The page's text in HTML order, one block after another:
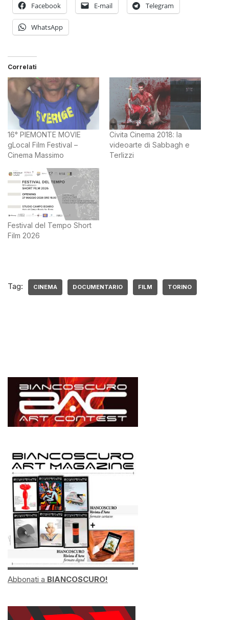
Facebook E-mail Telegram
WhatsApp
Correlati
16° PIEMONTE MOVIE
gLocal Film Festival –
Cinema Massimo
Civita Cinema 2018: la
videoarte di Sabbagh e
Terlizzi
Festival del Tempo Short
Film 2026
Tag: CINEMA DOCUMENTARIO FILM TORINO
Abbonati a BIANCOSCURO!